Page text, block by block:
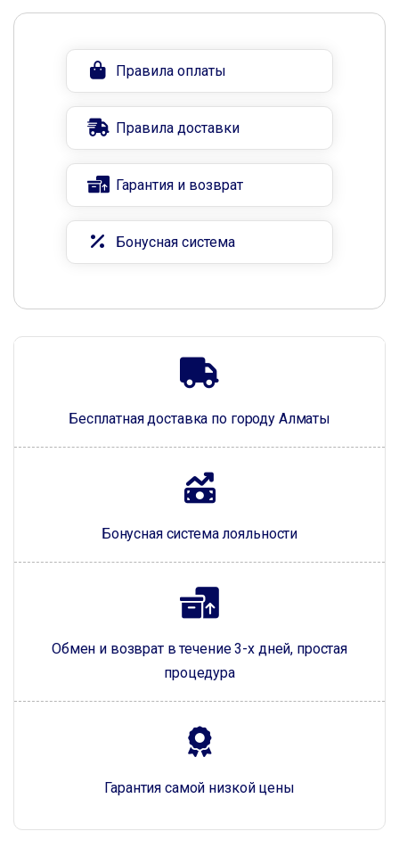
Бесплатная доставка по городу Алматы
Бонусная система лояльности
Обмен и возврат в течение 3-х дней, простая
процедура
Гарантия самой низкой цены
Правила оплаты
Правила доставки
Гарантия и возврат
Бонусная система